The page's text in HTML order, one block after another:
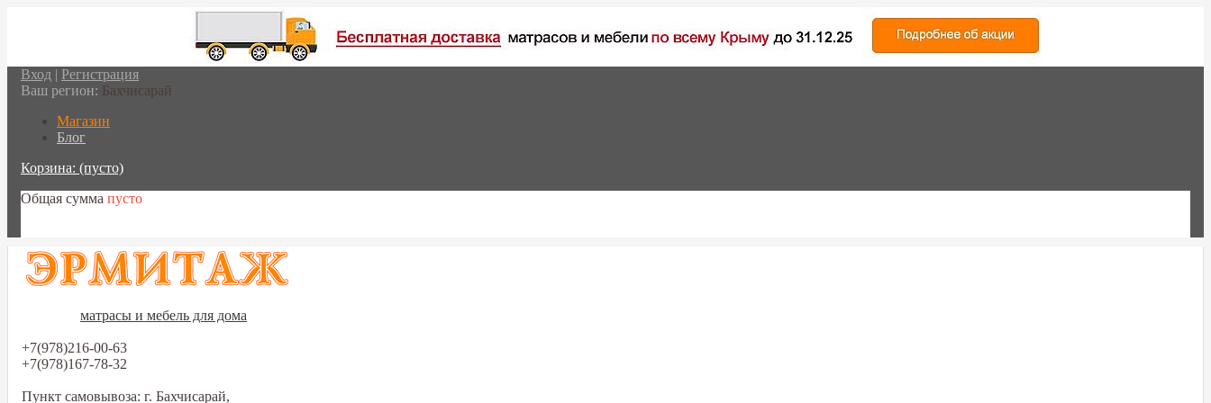
Вход | Регистрация
Ваш регион: Бахчисарай
Магазин
Блог
Корзина: (пусто)
Общая сумма пусто
матрасы и мебель для дома
+7(978)216-00-63
+7(978)167-78-32
Пункт самовывоза: г. Бахчисарай,